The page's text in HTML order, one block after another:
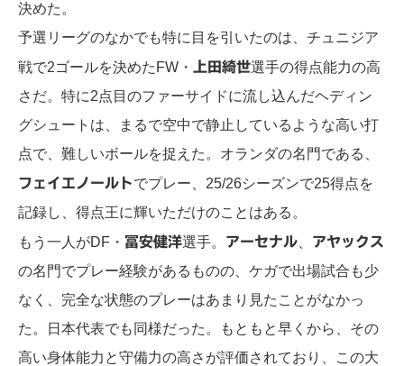
決めた。
予選リーグのなかでも特に目を引いたのは、チュニジア
戦で2ゴールを決めたFW・
上田綺世選手の得点能力の高
さだ。特に2点目のファーサイドに流し込んだヘディン
グシュートは、まるで空中で静止しているような高い打
点で、難しいボールを捉えた。オランダの名門である、
フェイエノールトでプレー、25/26シーズンで25得点を
記録し、得点王に輝いただけのことはある。
もう一人がDF・ 冨安健洋選手。 アーセナル アヤックス
の名門でプレー経験があるものの、ケガで出場試合も少
なく、完全な状態のプレーはあまり見たことがなかっ
た。日本代表でも同様だった。もともと早くから、その
高い身体能力と守備力の高さが評価されており、この大